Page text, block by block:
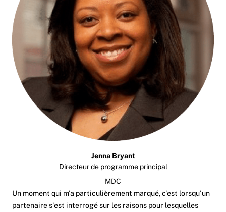
Jenna Bryant
Directeur de programme principal
MDC
Un moment qui m'a particulièrement marqué, c'est lorsqu'un
partenaire s'est interrogé sur les raisons pour lesquelles